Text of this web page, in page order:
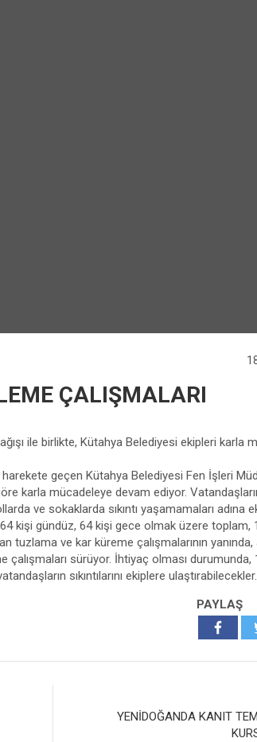
ÇALIŞMALARI
ile birlikte, Kütahya Belediyesi ekipleri karla
geçen Kütahya Belediyesi Fen İşleri
karla mücadeleye devam ediyor.
ve sokaklarda sıkıntı yaşamamaları adına
kişi gündüz, 64 kişi gece olmak üzere toplam,
tuzlama ve kar küreme çalışmalarının
sürüyor. İhtiyaç olması durumunda,
sıkıntılarını ekiplere
PAYLAŞ
YENİDOĞANDA KANIT